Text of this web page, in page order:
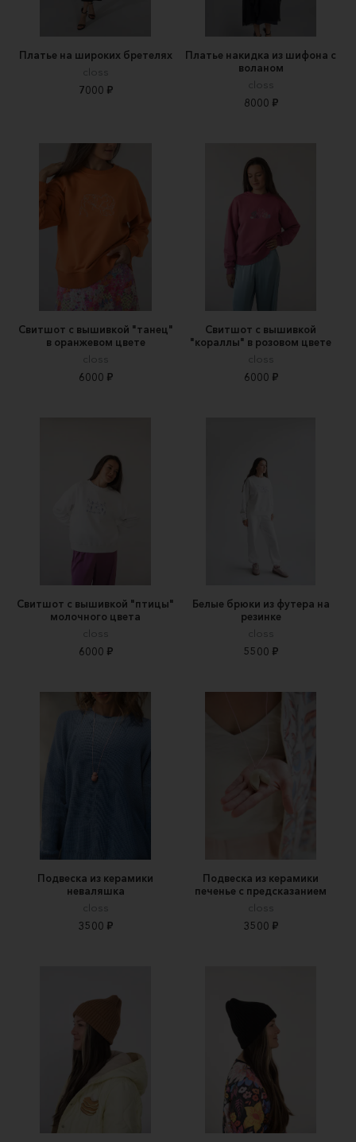
Платье на широких бретелях
closs
7000 ₽
Платье накидка из шифона с
воланом
closs
8000 ₽
Свитшот с вышивкой "танец"
в оранжевом цвете
closs
6000 ₽
Свитшот с вышивкой
"кораллы" в розовом цвете
closs
6000 ₽
Свитшот с вышивкой "птицы"
молочного цвета
closs
6000 ₽
Белые брюки из футера на
резинке
closs
5500 ₽
Подвеска из керамики
неваляшка
closs
3500 ₽
Подвеска из керамики
печенье с предсказанием
closs
3500 ₽